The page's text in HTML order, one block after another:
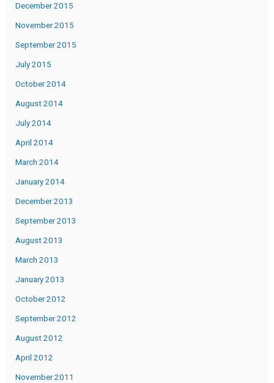
December 2015
November 2015
September 2015
July 2015
October 2014
August 2014
July 2014
April 2014
March 2014
January 2014
December 2013
September 2013
August 2013
March 2013
January 2013
October 2012
September 2012
August 2012
April 2012
November 2011